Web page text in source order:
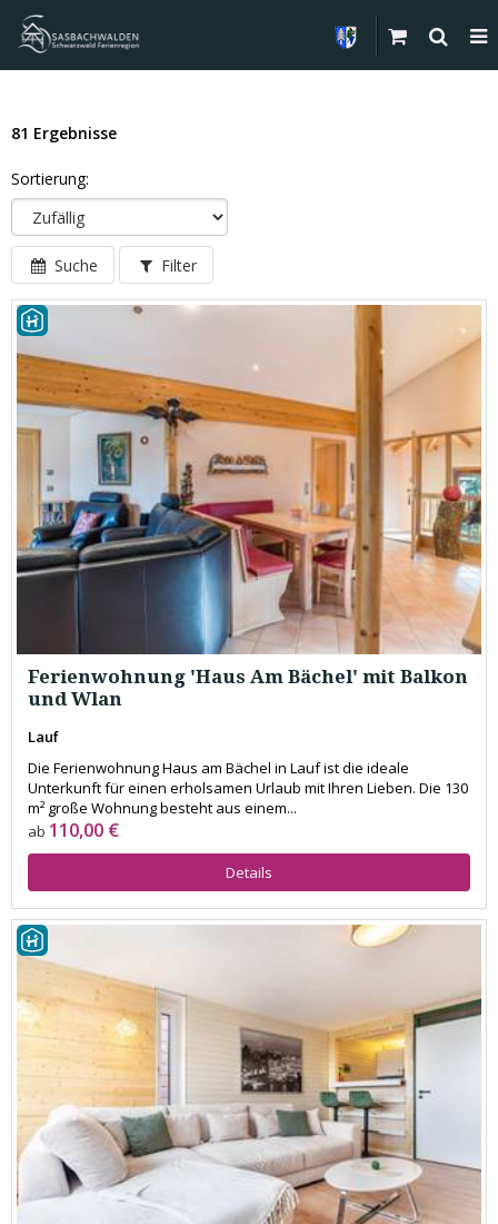
81 Ergebnisse
Sortierung:
Suche Filter
Ferienwohnung 'Haus Am Bächel' mit Balkon
und Wlan
Lauf
Die Ferienwohnung Haus am Bächel in Lauf ist die ideale
Unterkunft für einen erholsamen Urlaub mit Ihren Lieben. Die 130
m² große Wohnung besteht aus einem...
ab 110,00 €
Details